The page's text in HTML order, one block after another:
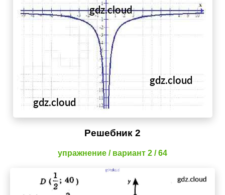
Решебник 2
упражнение / вариант 2 / 64